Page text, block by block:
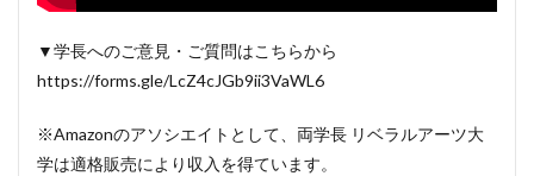
▼学長へのご意見・ご質問はこちらから
https://forms.gle/LcZ4cJGb9ii3VaWL6
※Amazonのアソシエイトとして、両学長 リベラルアーツ大
学は適格販売により収入を得ています。